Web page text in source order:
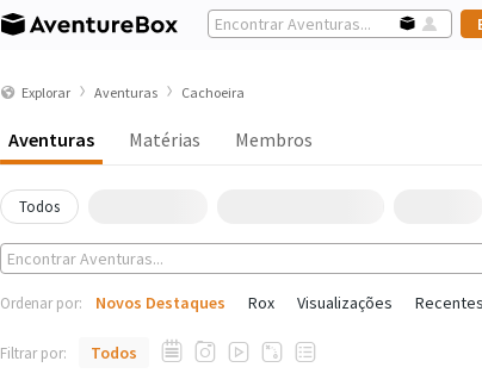
Explorar Aventuras Cachoeira
Aventuras Matérias Membros
Todos
Ordenar por: Novos Destaques Rox Visualizações Recentes
Filtrar por: Todos